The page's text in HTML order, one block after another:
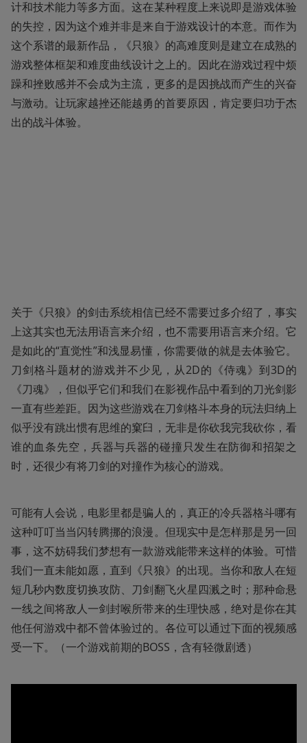
计和技术能力等多方面。这在某种程度上来说即是游戏体验
的失控，因为这个难并非是来自于游戏设计的本意。而作为
这个系谱的最新作品，《只狼》的高难度则是建立在成熟的
游戏整体框架和难度曲线设计之上的。因此在游戏过程中烦
躁和挫败感并不会成为主流，更多的是因挑战而产生的兴奋
与激动。让玩家越挫还能越勇的首要原因，肯定要归功于杰
出的战斗体验。
关于《只狼》的剑击系统相信已经不需要过多介绍了，事实
上这其实也无法用语言来介绍，也不需要用语言来介绍。它
是如此的“直觉性”和浅显易懂，你需要做的就是去体验它。
刀剑格斗题材的游戏并不少见，从2D的《侍魂》到3D的
《刀魂》，但似乎它们和我们在影视作品中看到的刀光剑影
一直有些差距。因为这些游戏在刀剑格斗本身的玩法归纳上
似乎没有跳出惯有思维的窠臼，无非是你砍我完我砍你，看
谁的血条先空，兵器与兵器的碰撞只发生在防御和招架之
时，还很少有将刀剑的对撞作为核心的游戏。
可能有人会说，电影里都是骗人的，真正的冷兵器格斗哪有
这种叮叮当当闪转腾挪的浪漫。但现实中是怎样那是另一回
事，这不妨碍我们梦想有一款游戏能带来这样的体验。可惜
我们一直未能如愿，直到《只狼》的出现。当你和敌人在短
短几秒内数度切换攻防、刀剑翻飞火星四溅之时；那种命悬
一线之间将敌人一剑封喉所带来的生理快感，绝对是你在其
他任何游戏中都不曾体验过的。各位可以通过下面的视频感
受一下。（一个游戏前期的BOSS，含有轻微剧透）